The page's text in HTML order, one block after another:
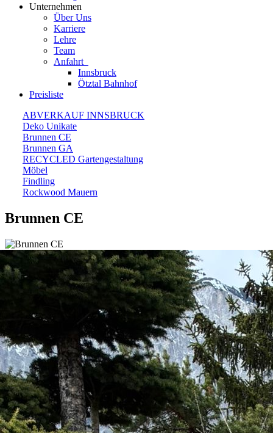
Unternehmen
Über Uns
Karriere
Lehre
Team
Anfahrt
Innsbruck
Ötztal Bahnhof
Preisliste
ABVERKAUF INNSBRUCK
Deko Unikate
Brunnen CE
Brunnen GA
RECYCLED Gartengestaltung
Möbel
Findling
Rockwood Mauern
Brunnen CE